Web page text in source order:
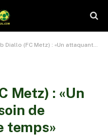
(FC Metz) : «Un attaquant a besoin de marquer tout le temps»
Metz) : «Un
de
temps»